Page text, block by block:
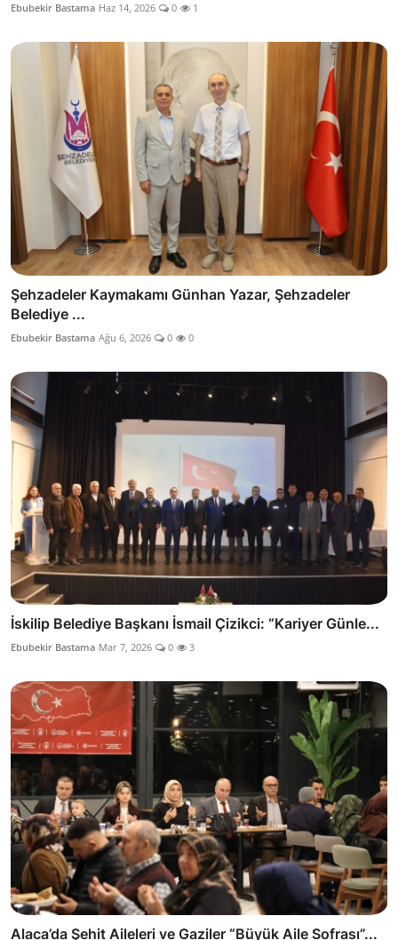
Ebubekir Bastama Haz 14, 2026 0 1
Şehzadeler Kaymakamı Günhan Yazar, Şehzadeler
Belediye ...
Ebubekir Bastama Ağu 6, 2026 0 0
İskilip Belediye Başkanı İsmail Çizikci: “Kariyer Günle...
Ebubekir Bastama Mar 7, 2026 0 3
Alaca’da Şehit Aileleri ve Gaziler “Büyük Aile Sofrası”...